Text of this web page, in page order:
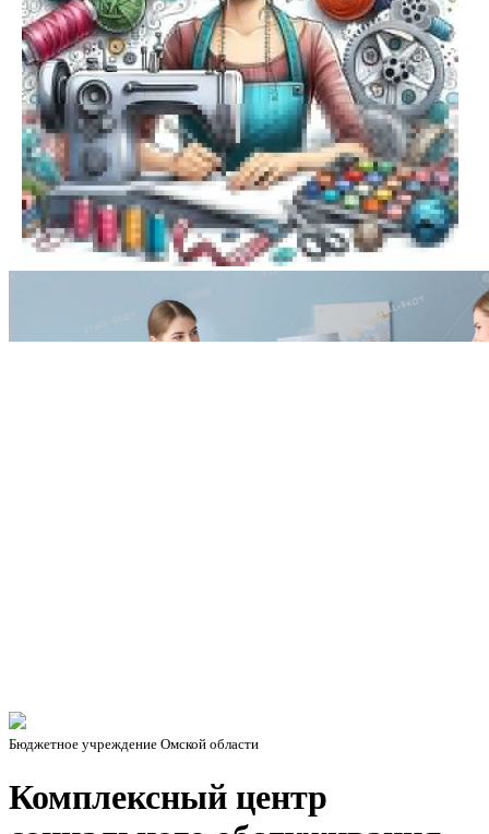
Бюджетное учреждение Омской области
Комплексный центр